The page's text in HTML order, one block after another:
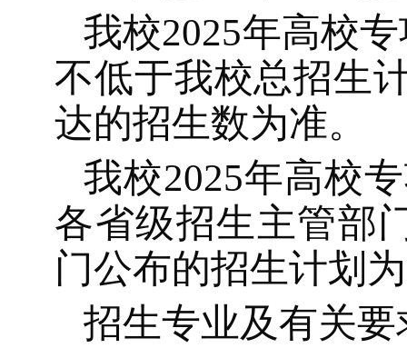
我校2025年高校
不低于我校总招生
达的招生数为准。
我校2025年高校
各省级招生主管部
门公布的招生计划
招生专业及有关